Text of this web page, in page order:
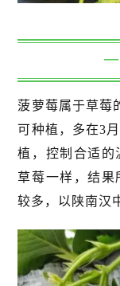
菠萝莓属于草莓
可种植，多在3
植，控制合适的
草莓一样，结果
较多，以陕南汉